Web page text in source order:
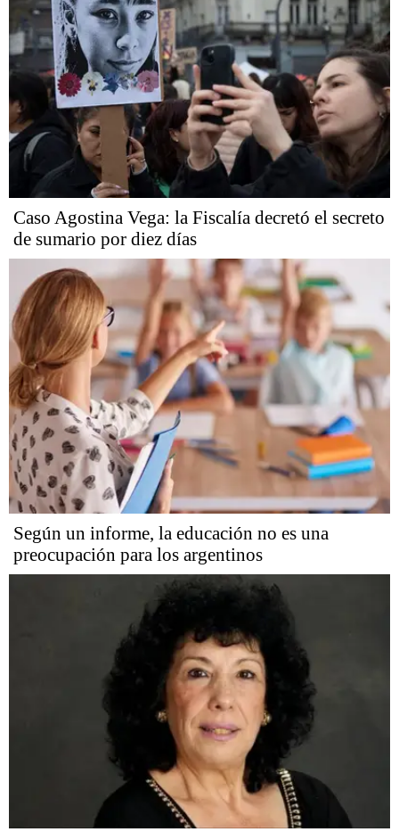
Caso Agostina Vega: la Fiscalía decretó el secreto
de sumario por diez días
Según un informe, la educación no es una
preocupación para los argentinos